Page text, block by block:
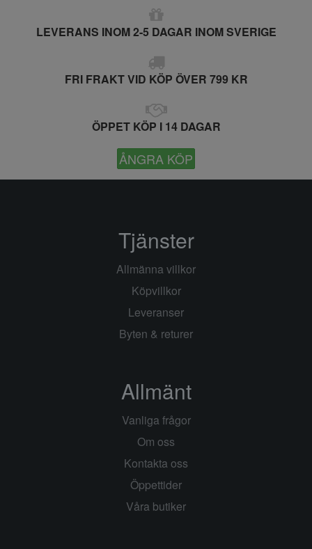
LEVERANS INOM 2-5 DAGAR INOM SVERIGE
FRI FRAKT VID KÖP ÖVER 799 KR
ÖPPET KÖP I 14 DAGAR
ÅNGRA KÖP
Tjänster
Allmänna villkor
Köpvillkor
Leveranser
Byten & returer
Allmänt
Vanliga frågor
Om oss
Kontakta oss
Öppettider
Våra butiker